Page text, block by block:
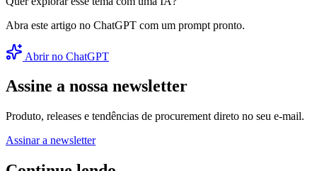
Abra este artigo no ChatGPT com um prompt pronto.
Abrir no ChatGPT
Assine a nossa newsletter
Produto, releases e tendências de procurement direto no seu e-mail.
Assinar a newsletter